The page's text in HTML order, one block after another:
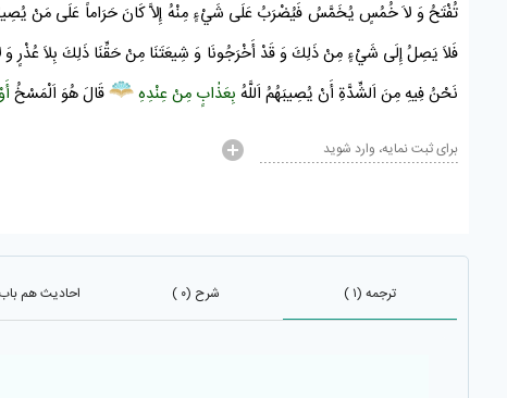
تُفْتَحُ وَ لاَ خُمُسٍ يُخَمَّسُ فَيُضْرَبُ عَلَى شَيْءٍ مِنْهُ إِلاَّ كَانَ حَرَاماً عَلَى مَنْ يُصِيبُهُ
فَلاَ يَصِلُ إِلَى شَيْءٍ مِنْ ذَلِكَ وَ قَدْ أَخْرَجُونَا وَ شِيعَتَنَا مِنْ حَقِّنَا ذَلِكَ بِلاَ عُذْرٍ
نَحْنُ فِيهِ مِنَ اَلشِّدَّةِ أَنْ يُصِيبَهُمُ اَللَّهُ بِعَذٰابٍ مِنْ عِنْدِهِ قَالَ هُوَ اَلْمَسْخُ
برای ثبت نمایه، وارد شوید
ترجمه (۱ ) شرح (۰ ) احادیث هم باب